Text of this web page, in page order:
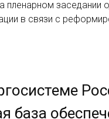
пленарном заседании
в связи с
база